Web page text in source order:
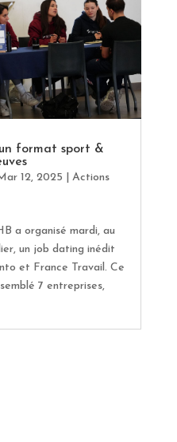
format sport &
12, 2025
Actions
a organisé mardi, au
un job dating inédit
et France Travail. Ce
7 entreprises,